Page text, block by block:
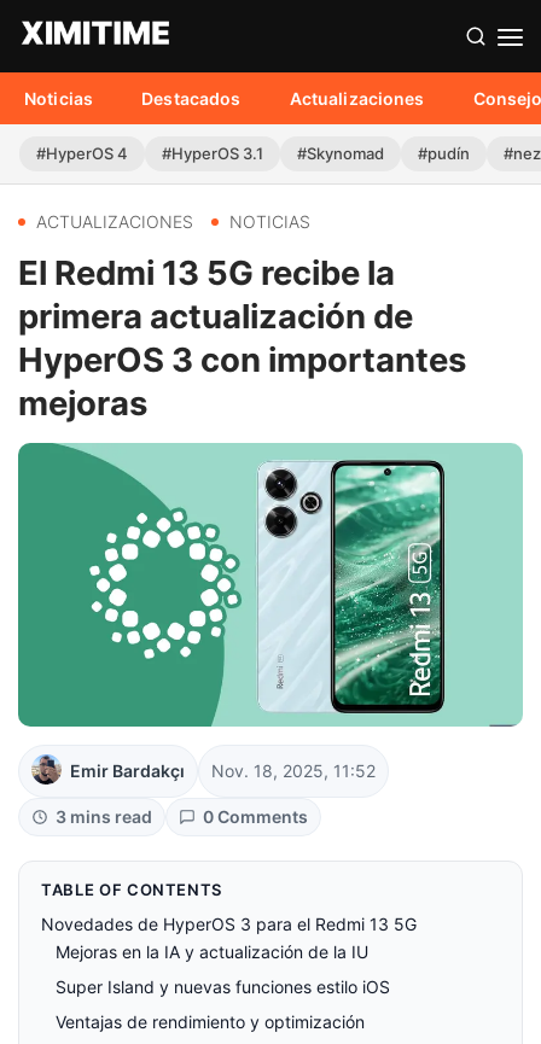
Noticias Destacados Actualizaciones
#HyperOS 4 #HyperOS 3.1 #Skynomad #pudín
ACTUALIZACIONES NOTICIAS
El Redmi 13 5G recibe la
primera actualización de
HyperOS 3 con importantes
mejoras
Emir Bardakçı Nov. 18, 2025, 11:52
3 mins read 0 Comments
TABLE OF CONTENTS
Novedades de HyperOS 3 para el Redmi 13 5G
Mejoras en la IA y actualización de la IU
Super Island y nuevas funciones estilo iOS
Ventajas de rendimiento y optimización